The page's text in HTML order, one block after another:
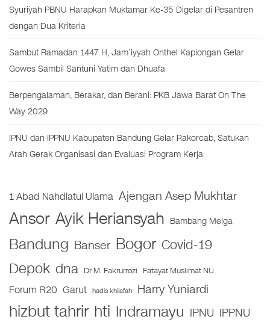
Syuriyah PBNU Harapkan Muktamar Ke-35 Digelar di Pesantren
dengan Dua Kriteria
Sambut Ramadan 1447 H, Jam’iyyah Onthel Kaplongan Gelar
Gowes Sambil Santuni Yatim dan Dhuafa
Berpengalaman, Berakar, dan Berani: PKB Jawa Barat On The
Way 2029
IPNU dan IPPNU Kabupaten Bandung Gelar Rakorcab, Satukan
Arah Gerak Organisasi dan Evaluasi Program Kerja
1 Abad Nahdlatul Ulama Ajengan Asep Mukhtar
Ansor Ayik Heriansyah Bambang Melga
Bandung Banser Bogor Covid-19
Depok dna Dr M. Fakrurrozi Fatayat Muslimat NU
Forum R20 Garut hadis khilafah Harry Yuniardi
hizbut tahrir hti Indramayu IPNU IPPNU